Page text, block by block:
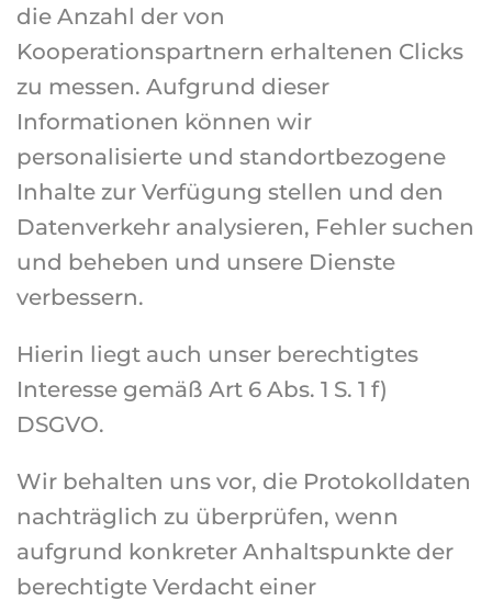
die Anzahl der von
Kooperationspartnern erhaltenen Clicks
zu messen. Aufgrund dieser
Informationen können wir
personalisierte und standortbezogene
Inhalte zur Verfügung stellen und den
Datenverkehr analysieren, Fehler suchen
und beheben und unsere Dienste
verbessern.
Hierin liegt auch unser berechtigtes
Interesse gemäß Art 6 Abs. 1 S. 1 f)
DSGVO.
Wir behalten uns vor, die Protokolldaten
nachträglich zu überprüfen, wenn
aufgrund konkreter Anhaltspunkte der
berechtigte Verdacht einer